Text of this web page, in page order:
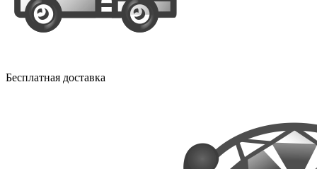
Бесплатная доставка